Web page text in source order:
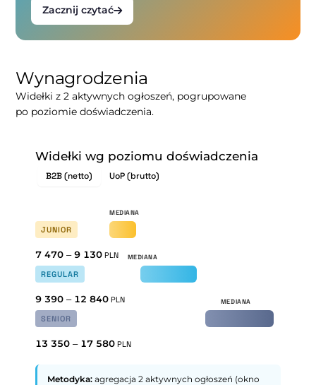
Zacznij czytać
Wynagrodzenia
Widełki z 2 aktywnych ogłoszeń, pogrupowane
po poziomie doświadczenia.
Widełki wg poziomu doświadczenia
B2B (netto) UoP (brutto)
JUNIOR
7 470 – 9 130 PLN
REGULAR
9 390 – 12 840 PLN
SENIOR
13 350 – 17 580 PLN
Metodyka: agregacja 2 aktywnych ogłoszeń (okno